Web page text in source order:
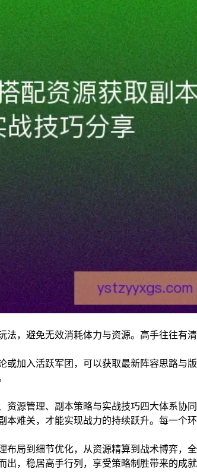
法，避免无效消耗体力与资源。高手往往有
或加入活跃军团，可以获取最新阵容思路与
源管理、副本策略与实战技巧四大体系协
难关，才能实现战力的持续跃升。每一个
布局到细节优化，从资源精算到战术博弈，
出，稳居高手行列，享受策略制胜带来的成